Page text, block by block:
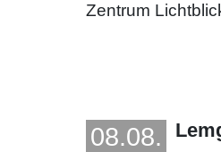
Zentrum
08.08.